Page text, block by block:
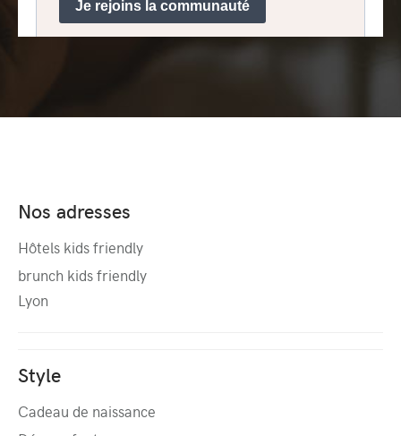
Nos adresses
Hôtels kids friendly
brunch kids friendly
Lyon
Style
Cadeau de naissance